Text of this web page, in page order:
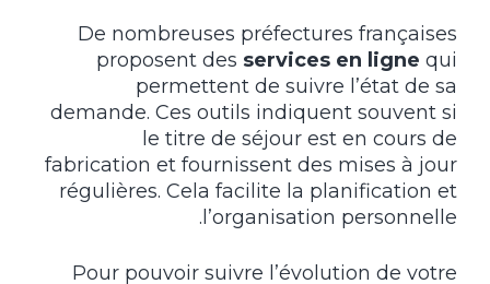
De nombreuses préfectures françaises
proposent des services en ligne qui
permettent de suivre l’état de sa
demande. Ces outils indiquent souvent si
le titre de séjour est en cours de
fabrication et fournissent des mises à jour
régulières. Cela facilite la planification et
l’organisation personnelle.
Pour pouvoir suivre l’évolution de votre